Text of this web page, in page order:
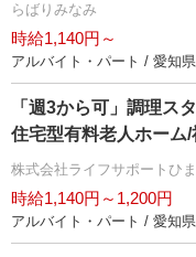
らばりみなみ
時給1,140円～
アルバイト・パート / 愛知県
「週3から可」調理ス
住宅型有料老人ホーム
株式会社ライフサポートひ
時給1,140円～1,200円
アルバイト・パート / 愛知県